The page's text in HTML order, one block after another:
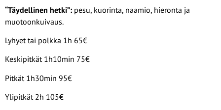
“Täydellinen hetki”: pesu, kuorinta, naamio, hieronta ja
muotoonkuivaus.
Lyhyet tai polkka 1h 65€
Keskipitkät 1h10min 75€
Pitkät 1h30min 95€
Ylipitkät 2h 105€